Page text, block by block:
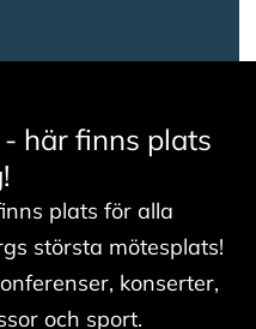
här finns plats
plats för alla
största mötesplats!
konserter,
och sport.